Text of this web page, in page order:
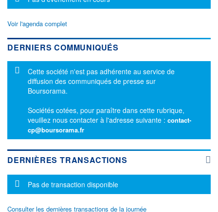
Voir l'agenda complet
DERNIERS COMMUNIQUÉS
Message d'information
Cette société n'est pas adhérente au service de
diffusion des communiqués de presse sur
Boursorama.
Sociétés cotées, pour paraître dans cette rubrique,
veuillez nous contacter à l'adresse suivante : contact-
cp@boursorama.fr
DERNIÈRES TRANSACTIONS
Message d'information
Pas de transaction disponible
Consulter les dernières transactions de la journée